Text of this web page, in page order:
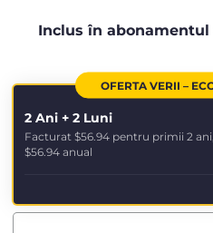
Inclus în abonamentul
OFERTA VERII –
2 Ani + 2 Luni
Facturat $56.94 pentru primii 2
$56.94 anual